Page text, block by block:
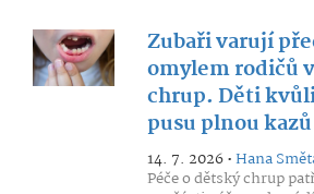
Zubaři varují
omylem rodičů
chrup. Děti
pusu plnou kazů
14. 7. 2026 •Hana
Péče o dětský chrup